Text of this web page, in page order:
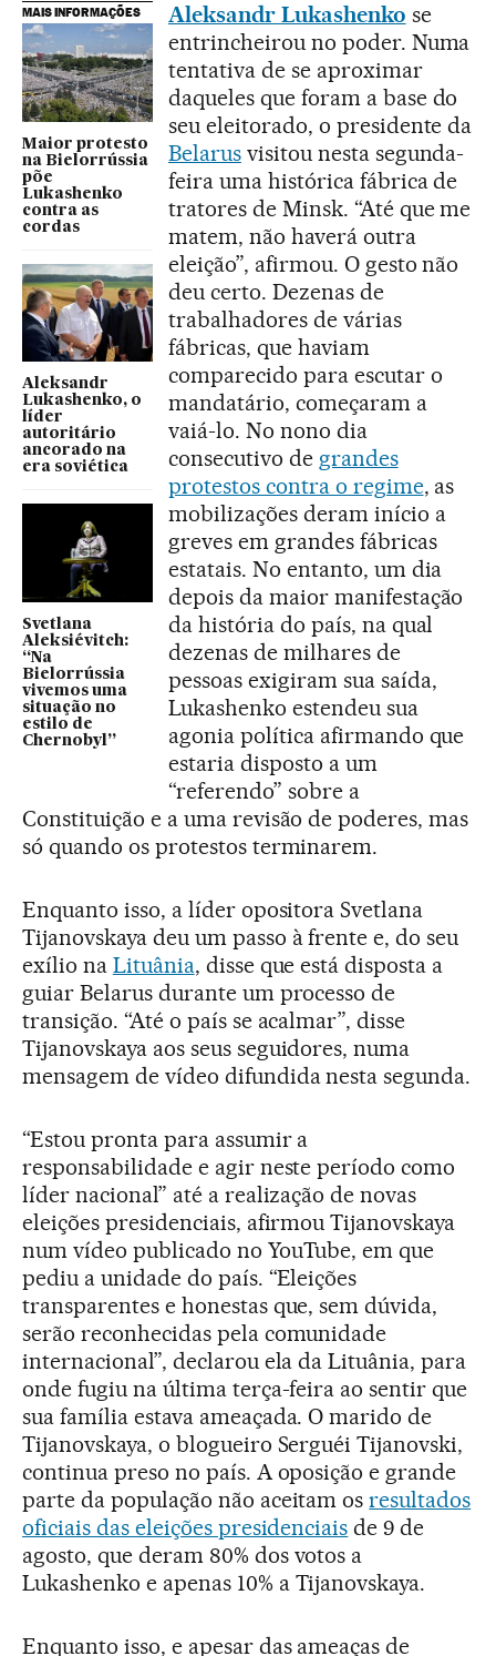
MAIS INFORMAÇÕES
Maior protesto
na Bielorrússia
põe
Lukashenko
contra as
cordas
Aleksandr
Lukashenko, o
líder
autoritário
ancorado na
era soviética
Svetlana
Aleksiévitch:
“Na
Bielorrússia
vivemos uma
situação no
estilo de
Chernobyl”
Aleksandr Lukashenko se
entrincheirou no poder. Numa
tentativa de se aproximar
daqueles que foram a base do
seu eleitorado, o presidente da
Belarusvisitou nesta segunda-
feira uma histórica fábrica de
tratores de Minsk. “Até que me
matem, não haverá outra
eleição”, afirmou. O gesto não
deu certo. Dezenas de
trabalhadores de várias
fábricas, que haviam
comparecido para escutar o
mandatário, começaram a
vaiá-lo. No nono dia
consecutivo de grandes
protestos contra o regime, as
mobilizações deram início a
greves em grandes fábricas
estatais. No entanto, um dia
depois da maior manifestação
da história do país, na qual
dezenas de milhares de
pessoas exigiram sua saída,
Lukashenko estendeu sua
agonia política afirmando que
estaria disposto a um
“referendo” sobre a
Constituição e a uma revisão de poderes, mas
só quando os protestos terminarem.
Enquanto isso, a líder opositora Svetlana
Tijanovskaya deu um passo à frente e, do seu
exílio na Lituânia, disse que está disposta a
guiar Belarus durante um processo de
transição. “Até o país se acalmar”, disse
Tijanovskaya aos seus seguidores, numa
mensagem de vídeo difundida nesta segunda.
“Estou pronta para assumir a
responsabilidade e agir neste período como
líder nacional” até a realização de novas
eleições presidenciais, afirmou Tijanovskaya
num vídeo publicado no YouTube, em que
pediu a unidade do país. “Eleições
transparentes e honestas que, sem dúvida,
serão reconhecidas pela comunidade
internacional”, declarou ela da Lituânia, para
onde fugiu na última terça-feira ao sentir que
sua família estava ameaçada. O marido de
Tijanovskaya, o blogueiro Serguéi Tijanovski,
continua preso no país. A oposição e grande
parte da população não aceitam osresultados
oficiais das eleições presidenciais de 9 de
agosto, que deram 80% dos votos a
Lukashenko e apenas 10% a Tijanovskaya.
Enquanto isso, e apesar das ameaças de